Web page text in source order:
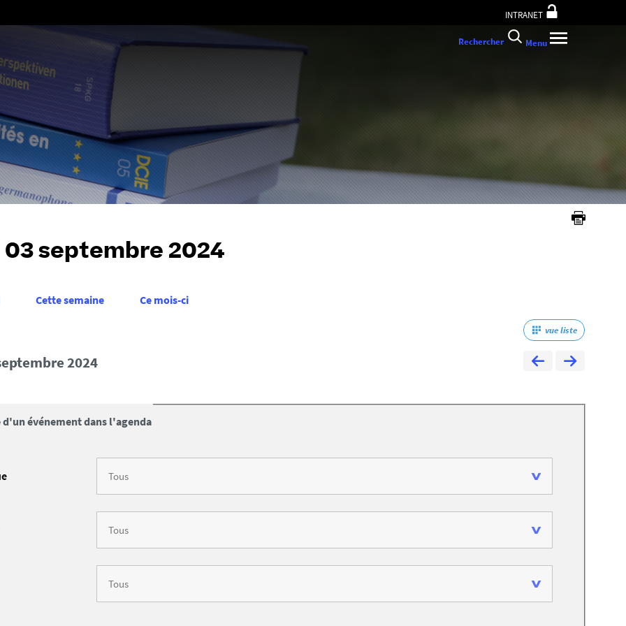
au
contenu
INTRANET
Rechercher Menu
03 septembre 2024
Cette semaine Ce mois-ci
vue liste
2024
d'un événement dans l'agenda